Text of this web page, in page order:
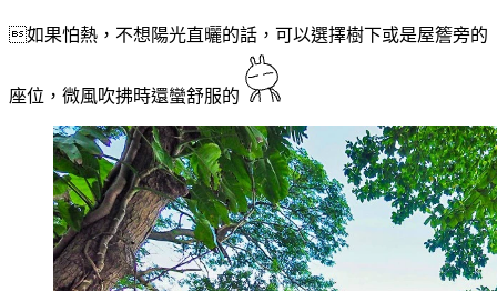
如果怕熱，不想陽光直曬的話，可以選擇樹下或是屋簷旁的
座位，微風吹拂時還蠻舒服的